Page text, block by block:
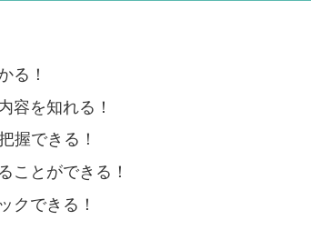
る！
容を知れる！
握できる！
ことができる！
クできる！